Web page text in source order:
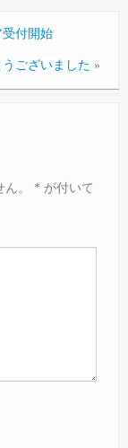
受付開始
ございました »
。 * が付いて